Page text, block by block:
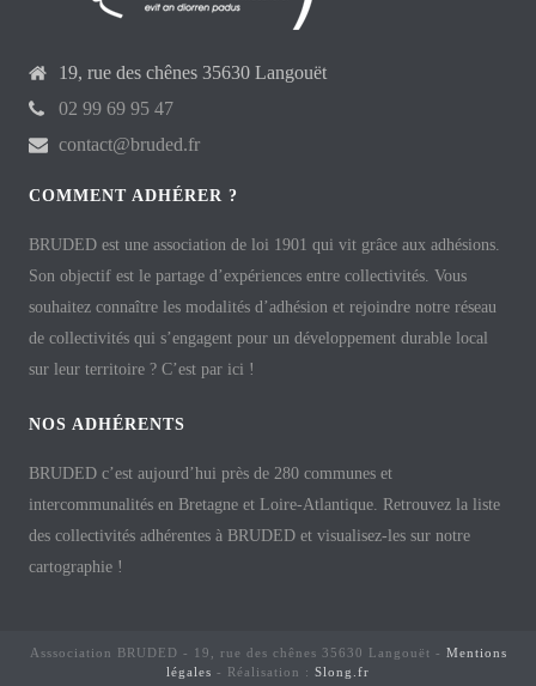
19, rue des chênes 35630 Langouët
02 99 69 95 47
contact@bruded.fr
COMMENT ADHÉRER ?
BRUDED est une association de loi 1901 qui vit grâce aux adhésions.
Son objectif est le partage d’expériences entre collectivités. Vous
souhaitez connaître les modalités d’adhésion et rejoindre notre réseau
de collectivités qui s’engagent pour un développement durable local
sur leur territoire ? C’est par ici !
NOS ADHÉRENTS
BRUDED c’est aujourd’hui près de 280 communes et
intercommunalités en Bretagne et Loire-Atlantique. Retrouvez la liste
des collectivités adhérentes à BRUDED et visualisez-les sur notre
cartographie !
Asssociation BRUDED - 19, rue des chênes 35630 Langouët - Mentions
légales - Réalisation : Slong.fr